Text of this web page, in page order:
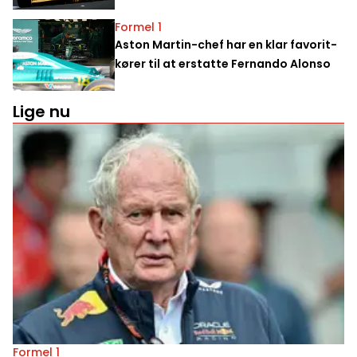
Formel 1
Aston Martin-chef har en klar favorit-
kører til at erstatte Fernando Alonso
Lige nu
Formel 1